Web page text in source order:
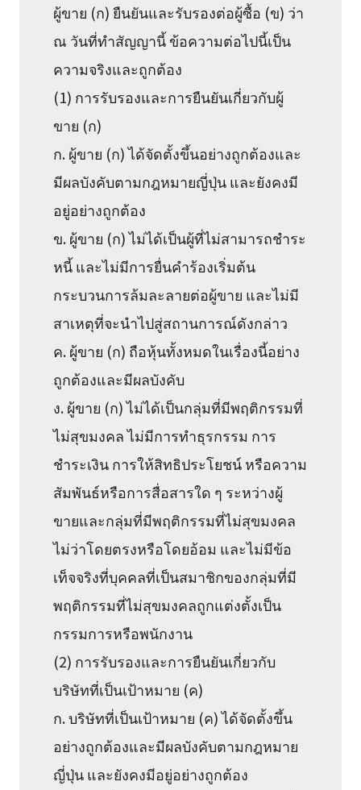
ผู้ขาย (ก) ยืนยันและรับรองต่อผู้ซื้อ (ข) ว่า
ณ วันที่ทำสัญญานี้ ข้อความต่อไปนี้เป็น
ความจริงและถูกต้อง
(1) การรับรองและการยืนยันเกี่ยวกับผู้
ขาย (ก)
ก. ผู้ขาย (ก) ได้จัดตั้งขึ้นอย่างถูกต้องและ
มีผลบังคับตามกฎหมายญี่ปุ่น และยังคงมี
อยู่อย่างถูกต้อง
ข. ผู้ขาย (ก) ไม่ได้เป็นผู้ที่ไม่สามารถชำระ
หนี้ และไม่มีการยื่นคำร้องเริ่มต้น
กระบวนการล้มละลายต่อผู้ขาย และไม่มี
สาเหตุที่จะนำไปสู่สถานการณ์ดังกล่าว
ค. ผู้ขาย (ก) ถือหุ้นทั้งหมดในเรื่องนี้อย่าง
ถูกต้องและมีผลบังคับ
ง. ผู้ขาย (ก) ไม่ได้เป็นกลุ่มที่มีพฤติกรรมที่
ไม่สุขมงคล ไม่มีการทำธุรกรรม การ
ชำระเงิน การให้สิทธิประโยชน์ หรือความ
สัมพันธ์หรือการสื่อสารใด ๆ ระหว่างผู้
ขายและกลุ่มที่มีพฤติกรรมที่ไม่สุขมงคล
ไม่ว่าโดยตรงหรือโดยอ้อม และไม่มีข้อ
เท็จจริงที่บุคคลที่เป็นสมาชิกของกลุ่มที่มี
พฤติกรรมที่ไม่สุขมงคลถูกแต่งตั้งเป็น
กรรมการหรือพนักงาน
(2) การรับรองและการยืนยันเกี่ยวกับ
บริษัทที่เป็นเป้าหมาย (ค)
ก. บริษัทที่เป็นเป้าหมาย (ค) ได้จัดตั้งขึ้น
อย่างถูกต้องและมีผลบังคับตามกฎหมาย
ญี่ปุ่น และยังคงมีอยู่อย่างถูกต้อง